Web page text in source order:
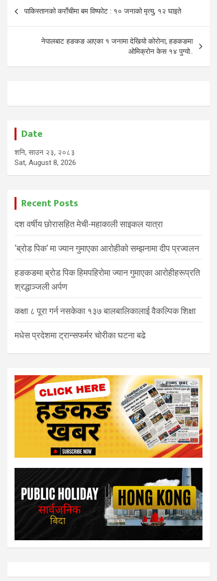
navigation
पाकिस्तानको कराँचीमा बम विष्फोट : १० जनाको मृत्यु, १२ घाइते
नेपालबाट हङकङ आएका १ जनामा देखियो कोरोना, हङकङमा
ओमिक्रोन केस १४ पुग्यो..
Date
शनि, साउन २३, २०८३
Sat, August 8, 2026
Recent Posts
दश वर्षीय छोरासहित मेची-महाकाली साइकल यात्रा
‘ब्रोड पिक’ मा ज्यान गुमाएका आरोहीको सम्झनामा दीप प्रज्वलन
हङकङमा ब्रोड पिक हिमपहिरोमा ज्यान गुमाएका आरोहीहरूप्रति
श्रद्धाञ्जली अर्पण
कक्षा ८ पूरा गर्न नसकेका १३७ बालबालिकालाई वैकल्पिक शिक्षा
मधेस प्रदेशमा ट्रान्सफर्मर चोरीका घटना बढे